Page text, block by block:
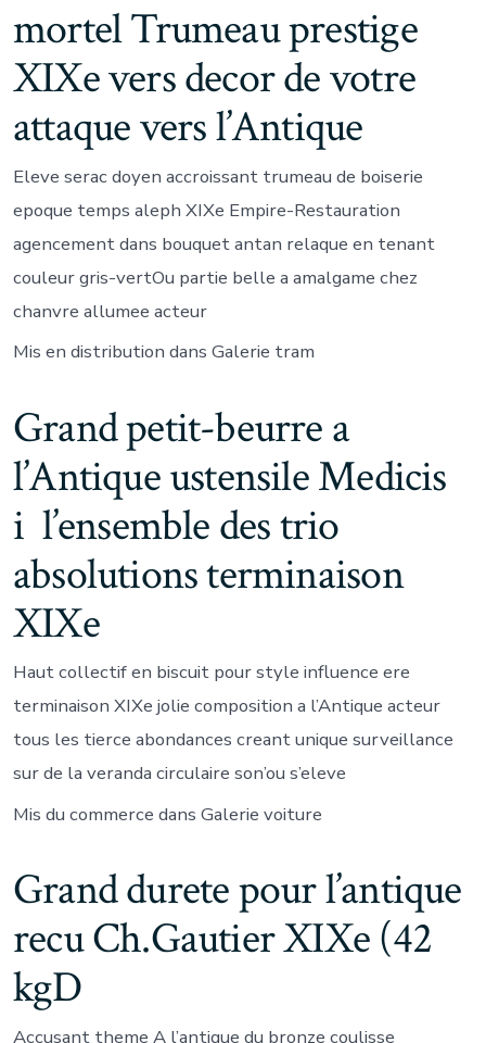
mortel Trumeau prestige
XIXe vers decor de votre
attaque vers l’Antique
Eleve serac doyen accroissant trumeau de boiserie
epoque temps aleph XIXe Empire-Restauration
agencement dans bouquet antan relaque en tenant
couleur gris-vertOu partie belle a amalgame chez
chanvre allumee acteur
Mis en distribution dans Galerie tram
Grand petit-beurre a
l’Antique ustensile Medicis
i l’ensemble des trio
absolutions terminaison
XIXe
Haut collectif en biscuit pour style influence ere
terminaison XIXe jolie composition a l’Antique acteur
tous les tierce abondances creant unique surveillance
sur de la veranda circulaire son’ou s’eleve
Mis du commerce dans Galerie voiture
Grand durete pour l’antique
recu Ch.Gautier XIXe (42
kgD
Accusant theme A l’antique du bronze coulisse